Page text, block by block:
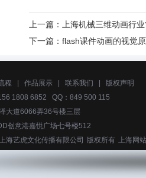
上一篇：
上海机械三维动画行
下一篇： flash课件动画的视觉
程 作品展示 联系我们
版权声明
1808 6852 QQ：849 500 115
大道6066弄36号楼三层
创意港嘉悦广场七号楼512
上海艺虎文化传播有限公司 版权所有 上海网